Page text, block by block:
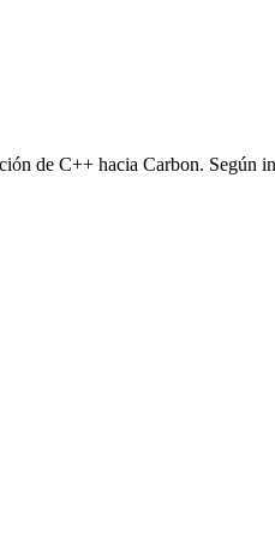
de C++ hacia Carbon. Según